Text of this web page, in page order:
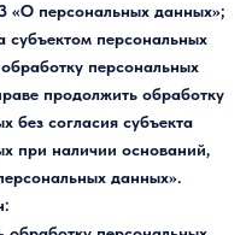
«О персональных данных»;
субъектом персональных
персональных
продолжить обработку
без согласия субъекта
при наличии оснований,
данных».